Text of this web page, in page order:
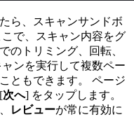
ら、スキャンサンドボ
で、スキャン内容をグ
のトリミング、回転、
ンを実行して複数ペー
ともできます。 ページ
次へ] をタップします。
レビューが常に有効に